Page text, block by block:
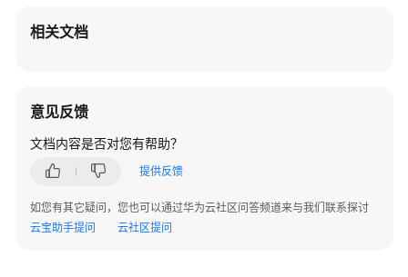
快
用
最
相关文档
意见反馈
文档内容是否对您有帮助？
提供反馈
如您有其它疑问，您也可以通过华为云社区问答频道来与我们联系探讨
云宝助手提问
云社区提问